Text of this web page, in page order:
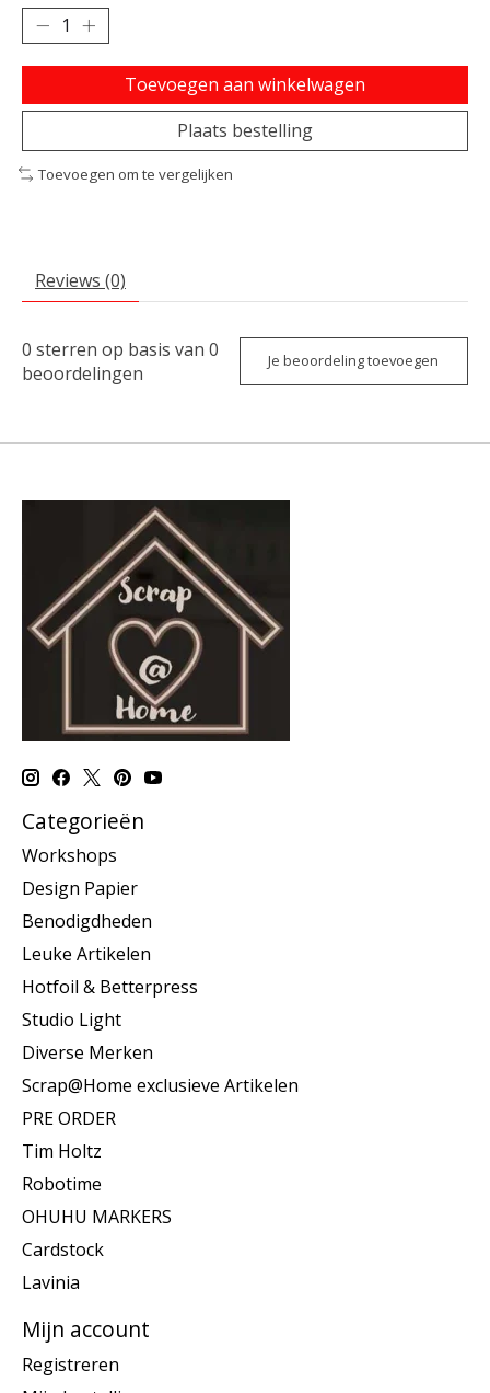
Toevoegen aan winkelwagen
Plaats bestelling
Toevoegen om te vergelijken
Reviews (0)
0 sterren op basis van 0
beoordelingen
Je beoordeling toevoegen
Categorieën
Workshops
Design Papier
Benodigdheden
Leuke Artikelen
Hotfoil & Betterpress
Studio Light
Diverse Merken
Scrap@Home exclusieve Artikelen
PRE ORDER
Tim Holtz
Robotime
OHUHU MARKERS
Cardstock
Lavinia
Mijn account
Registreren